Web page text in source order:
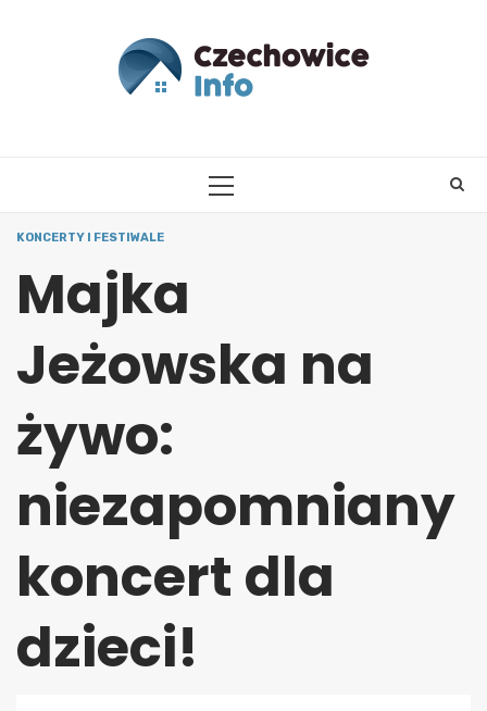
PRIMARY
KONCERTY I FESTIWALE
Majka
Jeżowska na
żywo:
niezapomniany
koncert dla
dzieci!